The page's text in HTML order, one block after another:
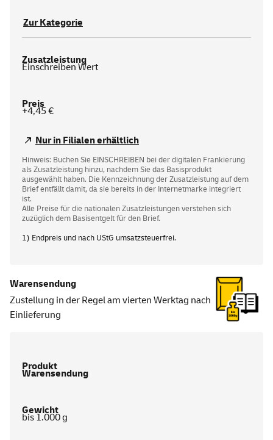
Zur Kategorie
Einschreiben Wert
+4,45 €
Nur in Filialen erhältlich
Hinweis: Buchen Sie EINSCHREIBEN bei der digitalen Frankierung
als Zusatzleistung hinzu, nachdem Sie das Basisprodukt
ausgewählt haben. Die Kennzeichnung der Zusatzleistung auf dem
Brief entfällt damit, da sie bereits in der Internetmarke integriert
ist.
Alle Preise für die nationalen Zusatzleistungen verstehen sich
zuzüglich dem Basisentgelt für den Brief.
1) Endpreis und nach UStG umsatzsteuerfrei.
Warensendung
Zustellung in der Regel am vierten Werktag nach
Einlieferung
Warensendung
bis 1.000 g